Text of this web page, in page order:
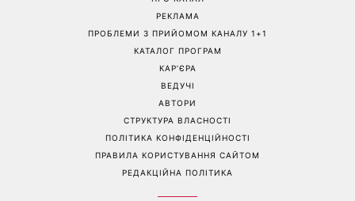
Більше не приховує кохану:
Володимир Дантес вперше
відкрито показався з новою
Гороскоп на 8 серпня для
всіх знаків зодіаку: кому
повернеться удача, а кому
варто сказати «ні»